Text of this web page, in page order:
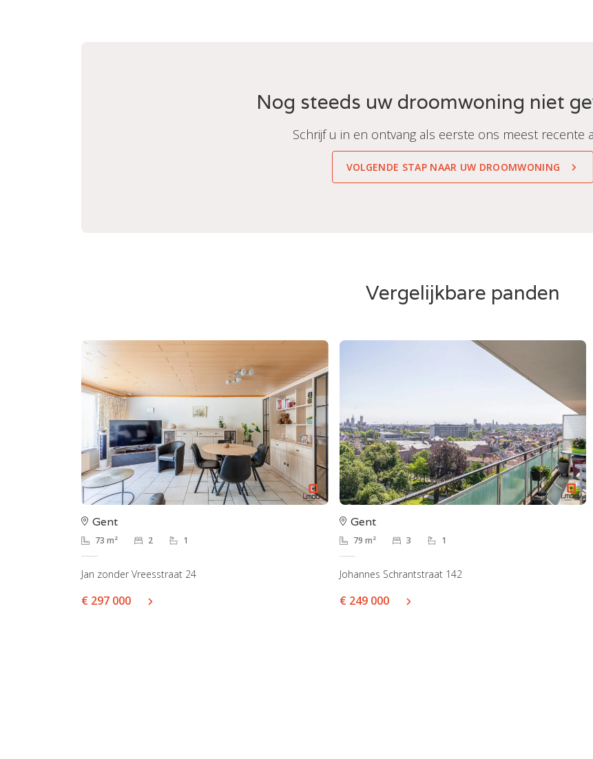
Nog steeds uw droomwoning niet
Schrijf u in en ontvang als eerste ons meest recente
VOLGENDE STAP NAAR UW DROOMWONING
Vergelijkbare panden
Gent
73 m² 2 1
Jan zonder Vreesstraat 24
€ 297 000
Gent
79 m² 3 1
Johannes Schrantstraat 142
€ 249 000